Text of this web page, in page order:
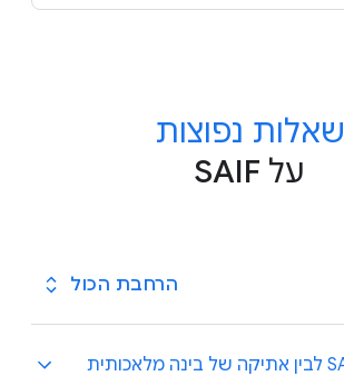
שאלות נפוצות
על SAIF
הרחבת הכול
מה הקשר בין SAIF לבין אתיקה של בינה מלאכותית